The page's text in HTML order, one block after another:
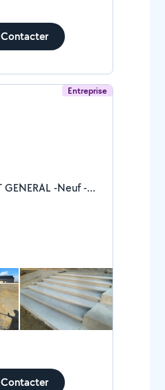
Contacter
Entreprise
Contacter